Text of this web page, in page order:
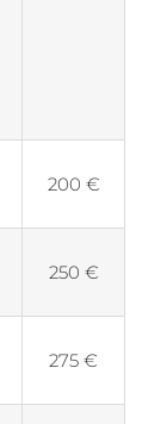
200 €
250 €
275 €